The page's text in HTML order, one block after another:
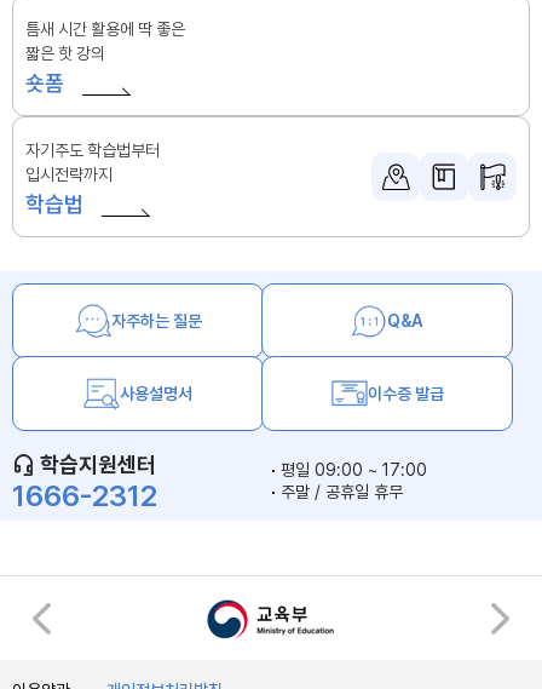
틈새 시간 활용에 딱 좋은
짧은 핫 강의
숏폼
자기주도 학습법부터
입시전략까지
학습법
자주하는 질문 Q&A
사용설명서 이수증 발급
학습지원센터
1666-2312
평일 09:00 ~ 17:00
주말 / 공휴일 휴무